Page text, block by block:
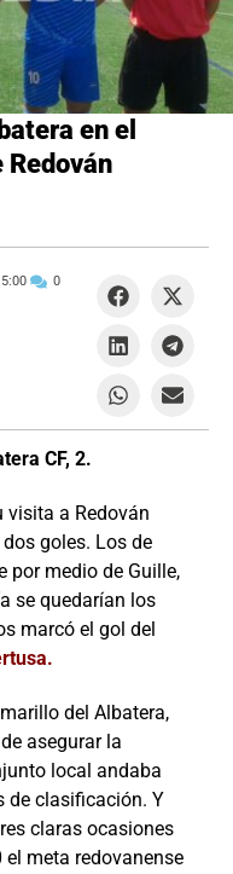
en el
Redován
CF, 2.
visita a Redován
goles. Los de
por medio de Guille,
se quedarían los
marcó el gol del
del Albatera,
asegurar la
local andaba
de clasificación. Y
claras ocasiones
meta redovanense
0